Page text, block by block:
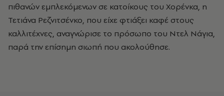
πιθανών εμπλεκόμενων σε κατοίκους του Χορένκα, η
Τετιάνα Ρεζνιτσένκο, που είχε φτιάξει καφέ στους
καλλιτέχνες, αναγνώρισε το πρόσωπο του Ντελ Νάγια,
παρά την επίσημη σιωπή που ακολούθησε.